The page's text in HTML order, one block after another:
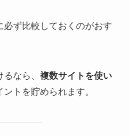
必ず比較しておくのがおす
なら、 複数サイトを使い
トを貯められます。